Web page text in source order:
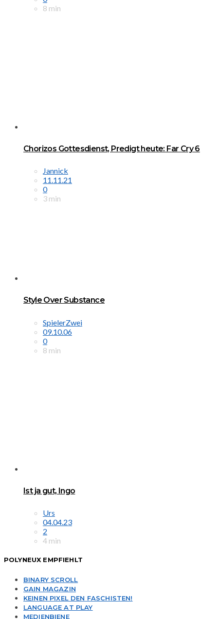
8 min
Chorizos Gottesdienst, Predigt heute: Far Cry 6
Jannick
11.11.21
0
3 min
Style Over Substance
SpielerZwei
09.10.06
0
8 min
Ist ja gut, Ingo
Urs
04.04.23
2
4 min
POLYNEUX EMPFIEHLT
BINARY SCROLL
GAIN MAGAZIN
KEINEN PIXEL DEN FASCHISTEN!
LANGUAGE AT PLAY
MEDIENBIENE